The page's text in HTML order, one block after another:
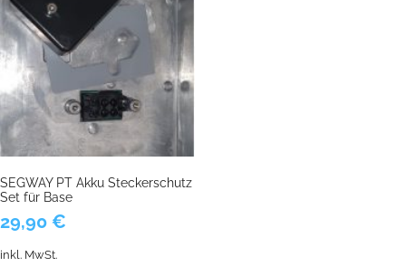
SEGWAY PT Akku Steckerschutz
Set für Base
29,90 €
inkl. MwSt.